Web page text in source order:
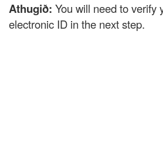
Athugið: You will need to verify
electronic ID in the next step.